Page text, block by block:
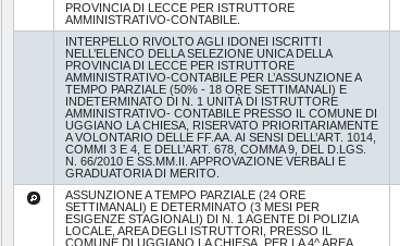
PROVINCIA DI LECCE PER ISTRUTTORE
AMMINISTRATIVO-CONTABILE.
INTERPELLO RIVOLTO AGLI IDONEI ISCRITTI
NELL’ELENCO DELLA SELEZIONE UNICA DELLA
PROVINCIA DI LECCE PER ISTRUTTORE
AMMINISTRATIVO-CONTABILE PER L’ASSUNZIONE A
TEMPO PARZIALE (50% - 18 ORE SETTIMANALI) E
INDETERMINATO DI N. 1 UNITÀ DI ISTRUTTORE
AMMINISTRATIVO- CONTABILE PRESSO IL COMUNE DI
UGGIANO LA CHIESA, RISERVATO PRIORITARIAMENTE
A VOLONTARIO DELLE FF.AA. AI SENSI DELL’ART. 1014,
COMMI 3 E 4, E DELL’ART. 678, COMMA 9, DEL D.LGS.
N. 66/2010 E SS.MM.II. APPROVAZIONE VERBALI E
GRADUATORIA DI MERITO.
ASSUNZIONE A TEMPO PARZIALE (24 ORE
SETTIMANALI) E DETERMINATO (3 MESI PER
ESIGENZE STAGIONALI) DI N. 1 AGENTE DI POLIZIA
LOCALE, AREA DEGLI ISTRUTTORI, PRESSO IL
COMUNE DI UGGIANO LA CHIESA, PER LA 4^ AREA